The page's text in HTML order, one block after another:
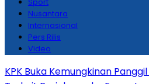
Nusantara
Internasional
Pers Rilis
Video
KPK Buka Kemungkinan